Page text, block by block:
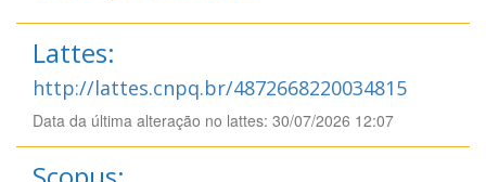
Lattes:
http://lattes.cnpq.br/4872668220034815
Data da última alteração no lattes: 30/07/2026 12:07